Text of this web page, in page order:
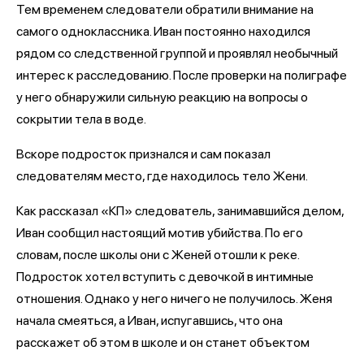
Тем временем следователи обратили внимание на
самого одноклассника. Иван постоянно находился
рядом со следственной группой и проявлял необычный
интерес к расследованию. После проверки на полиграфе
у него обнаружили сильную реакцию на вопросы о
сокрытии тела в воде.
Вскоре подросток признался и сам показал
следователям место, где находилось тело Жени.
Как рассказал «КП» следователь, занимавшийся делом,
Иван сообщил настоящий мотив убийства. По его
словам, после школы они с Женей отошли к реке.
Подросток хотел вступить с девочкой в интимные
отношения. Однако у него ничего не получилось. Женя
начала смеяться, а Иван, испугавшись, что она
расскажет об этом в школе и он станет объектом